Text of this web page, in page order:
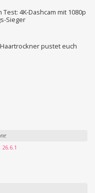
Test: 4K-Dashcam mit 1080p
Sieger
pustet euch